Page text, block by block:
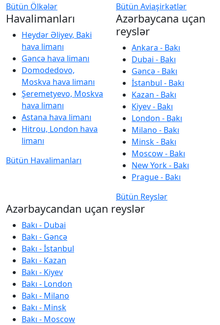
Bütün Ölkələr
Bütün Aviaşirkətlər
Havalimanları
Heydər Əliyev, Baki
hava limanı
Gəncə hava limanı
Domodedovo,
Moskva hava limanı
Şeremetyevo, Moskva
hava limanı
Astana hava limanı
Hitrou, London hava
limanı
Bütün Havalimanları
Azərbaycana uçan
reyslər
Ankara - Bakı
Dubai - Bakı
Gəncə - Bakı
İstanbul - Bakı
Kazan - Bakı
Kiyev - Bakı
London - Bakı
Milano - Bakı
Minsk - Bakı
Moscow - Bakı
New York - Bakı
Prague - Bakı
Bütün Reyslər
Azərbaycandan uçan reyslər
Bakı - Dubai
Bakı - Gəncə
Bakı - İstanbul
Bakı - Kazan
Bakı - Kiyev
Bakı - London
Bakı - Milano
Bakı - Minsk
Bakı - Moscow